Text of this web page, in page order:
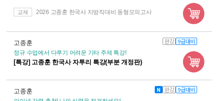
교재 2026 고종훈 한국사 지방직대비 동형모의고사
고종훈 완강 9급대비
정규 수업에서 다루기 어려운 기타 주제 특강!
[특강] 고종훈 한국사 자투리 특강(부분 개정판)
고종훈 N 완강 9급대비